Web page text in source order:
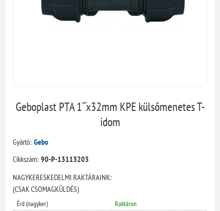
Geboplast PTA 1˝x32mm KPE külsőmenetes T-
idom
Gyártó: Gebo
Cikkszám: 90-P-13113203
NAGYKERESKEDELMI RAKTÁRAINK:
(CSAK CSOMAGKÜLDÉS)
Érd (nagyker)
Raktáron